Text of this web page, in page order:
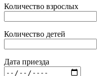
Количество взрослых
Количество детей
Дата приезда